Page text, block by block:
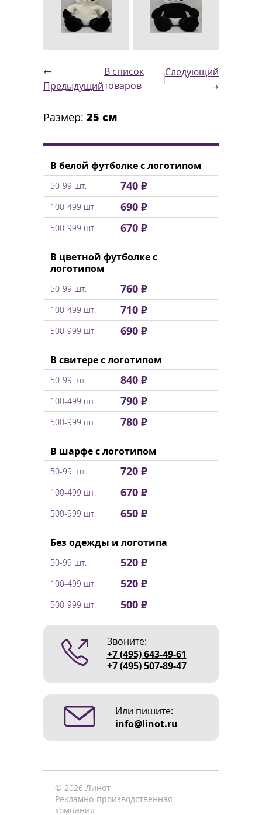
←
Предыдущий
В список
товаров
Следующий
→
Размер: 25 см
В белой футболке с логотипом
50-99 шт. 740 ₽
100-499 шт. 690 ₽
500-999 шт. 670 ₽
В цветной футболке с
логотипом
50-99 шт. 760 ₽
100-499 шт. 710 ₽
500-999 шт. 690 ₽
В свитере с логотипом
50-99 шт. 840 ₽
100-499 шт. 790 ₽
500-999 шт. 780 ₽
В шарфе с логотипом
50-99 шт. 720 ₽
100-499 шт. 670 ₽
500-999 шт. 650 ₽
Без одежды и логотипа
50-99 шт. 520 ₽
100-499 шт. 520 ₽
500-999 шт. 500 ₽
Звоните:
+7 (495) 643-49-61
+7 (495) 507-89-47
Или пишите:
info@linot.ru
© 2026 Линот
Рекламно-производственная
компания